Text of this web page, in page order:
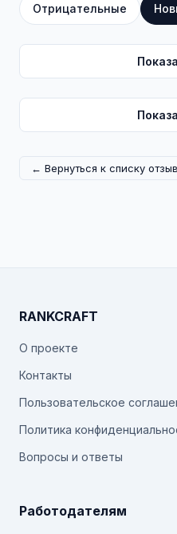
Отрицательные
← Вернуться к списку
RANKCRAFT
О проекте
Контакты
Пользовательское
Политика
Вопросы и ответы
Работодателям